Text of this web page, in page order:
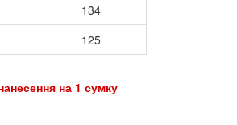
134
125
на 1 сумку